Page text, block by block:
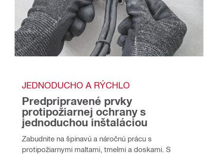
JEDNODUCHO A RÝCHLO
Predpripravené prvky
protipožiarnej ochrany s
jednoduchou inštaláciou
Zabudnite na špinavú a náročnú prácu s
protipožiarnymi maltami, tmelmi a doskami. S